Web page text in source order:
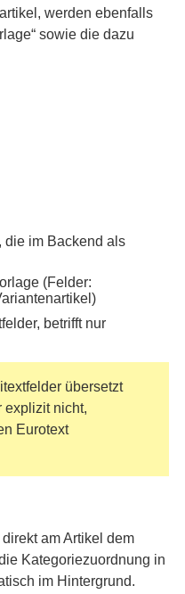
werden ebenfalls
sowie die dazu
die im Backend als
(Felder:
betrifft nur
übersetzt
explizit nicht,
Eurotext
am Artikel dem
Kategoriezuordnung in
im Hintergrund.